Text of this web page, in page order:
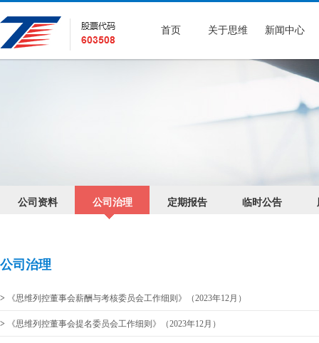
首页 关于思维 新闻中心
公司资料 公司治理 定期报告 临时公告
公司治理
> 《思维列控董事会薪酬与考核委员会工作细则》（2023年12月）
> 《思维列控董事会提名委员会工作细则》（2023年12月）